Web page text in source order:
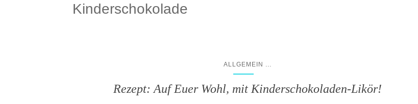
Kinderschokolade
ALLGEMEIN
Rezept: Auf Euer Wohl, mit Kinderschokoladen-Likör!